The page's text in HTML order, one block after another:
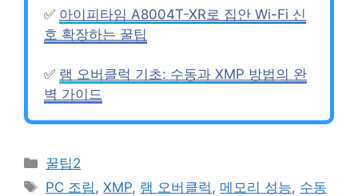
✅ 아이피타임 A8004T-XR로 집안 Wi-Fi 신
호 확장하는 꿀팁
✅ 램 오버클럭 기초: 수동과 XMP 방법의 완
벽 가이드
Categories
꿀팁2
Tags
PC 조립 ,XMP, 램 오버클럭 , 메모리 성능, 수동